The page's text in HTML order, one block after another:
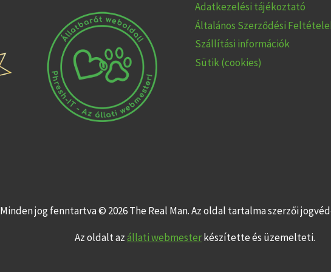
Adatkezelési tájékoztató
Általános Szerződési
Szállítási információk
Sütik (cookies)
Minden jog fenntartva © 2026 The Real Man. Az oldal tartalma szerzői
Az oldalt azállati webmesterkészítette és üzemelteti.